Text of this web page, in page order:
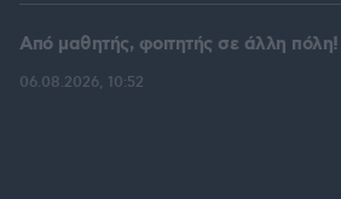
Από μαθητής, φοιτητής σε άλλη πόλη!
06.08.2026, 10:52